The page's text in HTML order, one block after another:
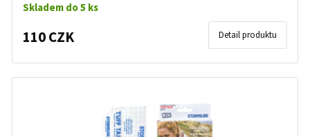
Skladem do 5 ks
110 CZK Detail produktu